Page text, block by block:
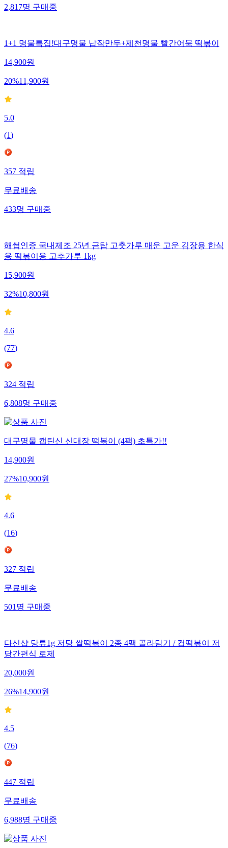
2,817명 구매중
1+1 명물특집!대구명물 납작만두+제천명물 빨간어묵 떡볶이
14,900원
20%11,900원
5.0
(1)
357 적립
무료배송
433명 구매중
해썹인증 국내제조 25년 금탑 고춧가루 매운 고운 김장용 한식
용 떡볶이용 고추가루 1kg
15,900원
32%10,800원
4.6
(77)
324 적립
6,808명 구매중
대구명물 캡틴신 신대장 떡볶이 (4팩) 초특가!!
14,900원
27%10,900원
4.6
(16)
327 적립
무료배송
501 명 구매중
다신샵 당류1g 저당 쌀떡볶이 2종 4팩 골라담기 / 컵떡볶이 저
당간편식 로제
20,000원
26%14,900원
4.5
(76)
447 적립
무료배송
6,988명 구매중